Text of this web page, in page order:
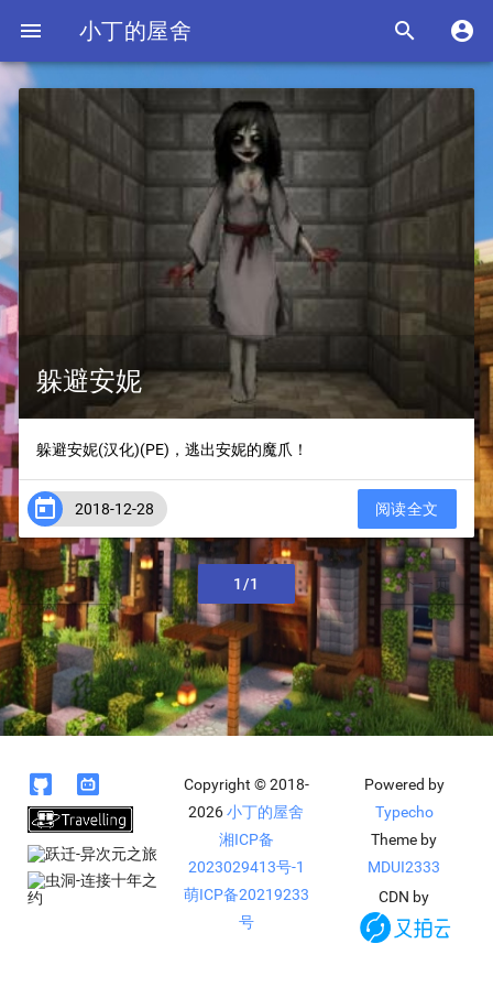
 小丁的屋舍  
躲避安妮
躲避安妮(汉化)(PE)，逃出安妮的魔爪！
 2018-12-28 阅读全文
上一页 1/1 下一页
 
Copyright © 2018-
2026小丁的屋舍
湘ICP备
2023029413号-1
萌ICP备20219233
号
Powered by
Typecho
Theme by
MDUI2333
CDN by